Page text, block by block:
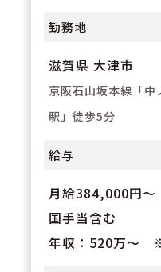
勤務地
滋賀県 大津市
京阪石山坂本線「
駅」徒歩5分
給与
月給384,000円
国手当含む
年収：520万～